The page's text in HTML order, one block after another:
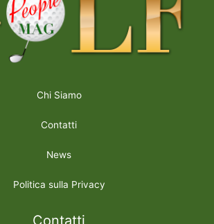
Chi Siamo
Contatti
News
Politica sulla Privacy